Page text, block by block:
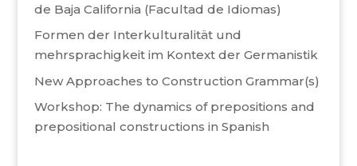
de Baja California (Facultad de Idiomas)
Formen der Interkulturalität und
mehrsprachigkeit im Kontext der Germanistik
New Approaches to Construction Grammar(s)
Workshop: The dynamics of prepositions and
prepositional constructions in Spanish